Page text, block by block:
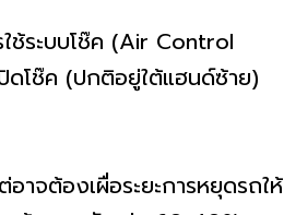
ช้ระบบโช๊ค (Air Control
ดโช๊ค (ปกติอยู่ใต้แฮนด์ซ้าย)
าจต้องเผื่อระยะการหยุดรถให้